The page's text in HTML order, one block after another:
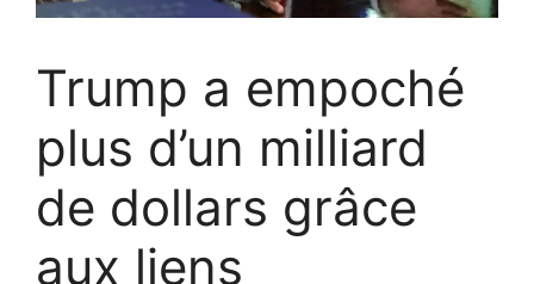
Trump a empoché
plus d’un milliard
de dollars grâce
aux liens